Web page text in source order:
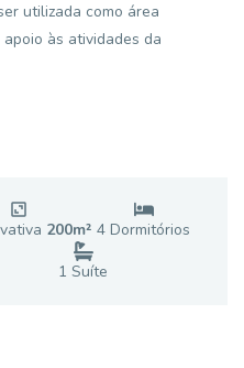
utilizada como área
às atividades da
200m² 4 Dormitórios
1 Suíte